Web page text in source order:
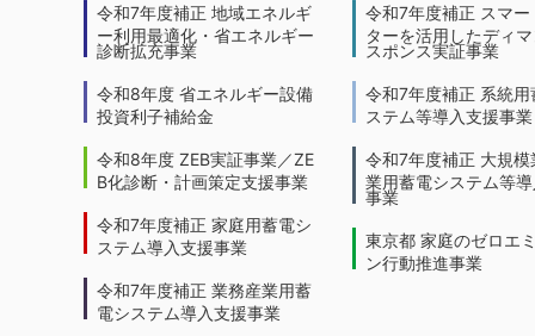
令和7年度補正 地域エネルギ
ー利用最適化・省エネルギー
診断拡充事業
令和8年度 省エネルギー設備
投資利子補給金
令和8年度 ZEB実証事業／ZE
B化診断・計画策定支援事業
令和7年度補正 家庭用蓄電シ
ステム導入支援事業
令和7年度補正 業務産業用蓄
電システム導入支援事業
令和7年度補正 スマー
ターを活用したディ
スポンス実証事業
令和7年度補正 系統用
ステム等導入支援事業
令和7年度補正 大規模
業用蓄電システム等
事業
東京都 家庭のゼロエ
ン行動推進事業